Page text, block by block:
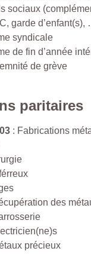
sociaux
garde d’enfant(s),
syndicale
de fin d’année
de grève
paritaires
: Fabrications
des
précieux